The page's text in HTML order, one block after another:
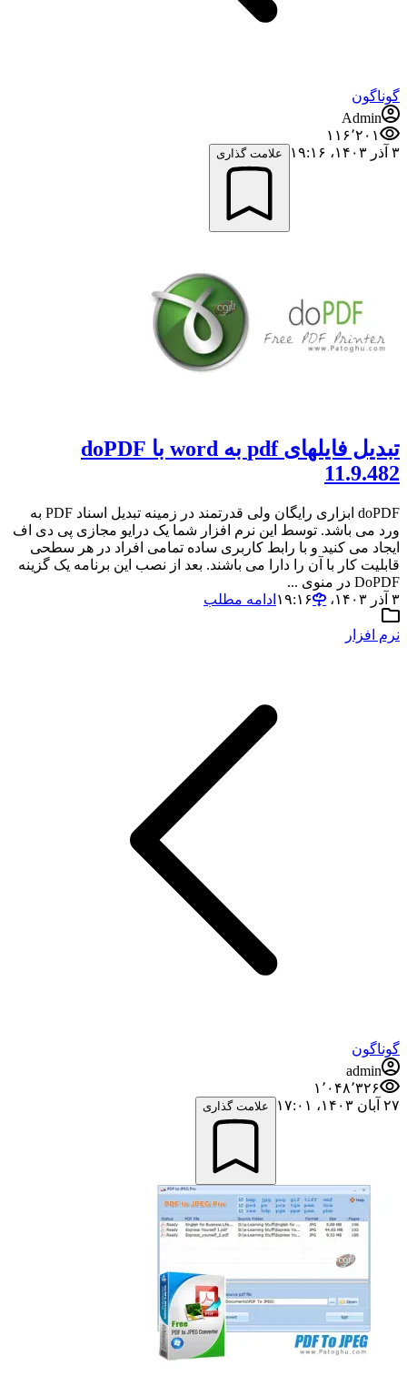
گوناگون
Admin
۱۱۶٬۲۰۱
۳ آذر ۱۴۰۳،‏ ۱۹:۱۶
علامت گذاری
تبدیل فایلهای pdf به word با doPDF
11.9.482
doPDF ابزاری رایگان ولی قدرتمند در زمینه تبدیل اسناد PDF به
ورد می باشد. توسط این نرم افزار شما یک درایو مجازی پی دی اف
ایجاد می کنید و با رابط کاربری ساده تمامی افراد در هر سطحی
قابلیت کار با آن را دارا می باشند. بعد از نصب این برنامه یک گزینه
DoPDF در منوی ...
۳ آذر ۱۴۰۳،‏ ۱۹:۱۶
ادامه مطلب
نرم افزار
گوناگون
admin
۱٬۰۴۸٬۳۲۶
۲۷ آبان ۱۴۰۳،‏ ۱۷:۰۱
علامت گذاری